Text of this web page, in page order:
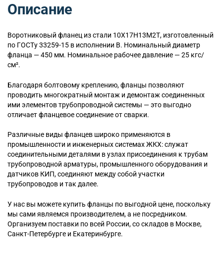
Описание
Воротниковый фланец из стали 10Х17Н13М2Т, изготовленный
по ГОСТу 33259-15 в исполнении B. Номинальный диаметр
фланца — 450 мм. Номинальное рабочее давление — 25 кгс/
см².
Благодаря болтовому креплению, фланцы позволяют
проводить многократный монтаж и демонтаж соединенных
ими элементов трубопроводной системы — это выгодно
отличает фланцевое соединение от сварки.
Различные виды фланцев широко применяются в
промышленности и инженерных системах ЖКХ: служат
соединительными деталями в узлах присоединения к трубам
трубопроводной арматуры, промышленного оборудования и
датчиков КИП, соединяют между собой участки
трубопроводов и так далее.
У нас вы можете купить фланцы по выгодной цене, поскольку
мы сами являемся производителем, а не посредником.
Организуем поставки по всей России, со складов в Москве,
Санкт-Петербурге и Екатеринбурге.